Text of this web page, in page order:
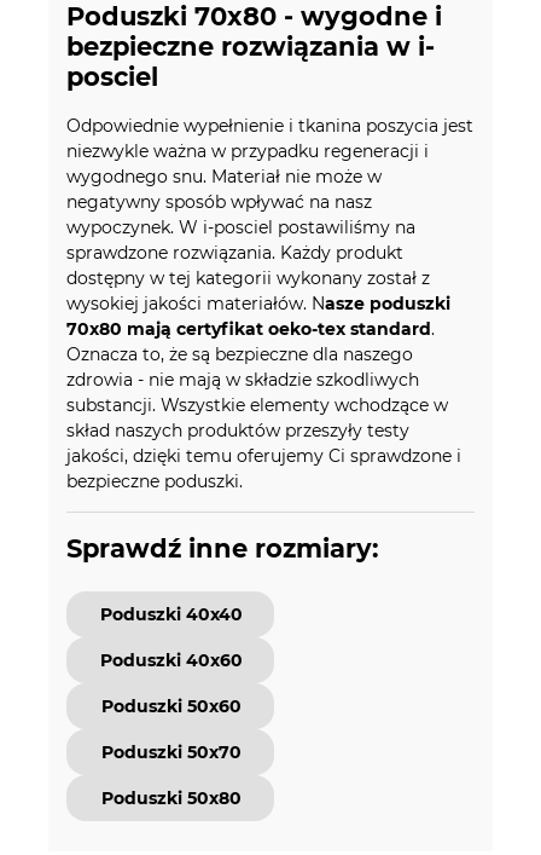
Poduszki 70x80 - wygodne i
bezpieczne rozwiązania w i-
posciel
Odpowiednie wypełnienie i tkanina poszycia jest
niezwykle ważna w przypadku regeneracji i
wygodnego snu. Materiał nie może w
negatywny sposób wpływać na nasz
wypoczynek. W i-posciel postawiliśmy na
sprawdzone rozwiązania. Każdy produkt
dostępny w tej kategorii wykonany został z
wysokiej jakości materiałów. Nasze poduszki
70x80 mają certyfikat oeko-tex standard.
Oznacza to, że są bezpieczne dla naszego
zdrowia - nie mają w składzie szkodliwych
substancji. Wszystkie elementy wchodzące w
skład naszych produktów przeszyły testy
jakości, dzięki temu oferujemy Ci sprawdzone i
bezpieczne poduszki.
Sprawdź inne rozmiary:
Poduszki 40x40
Poduszki 40x60
Poduszki 50x60
Poduszki 50x70
Poduszki 50x80